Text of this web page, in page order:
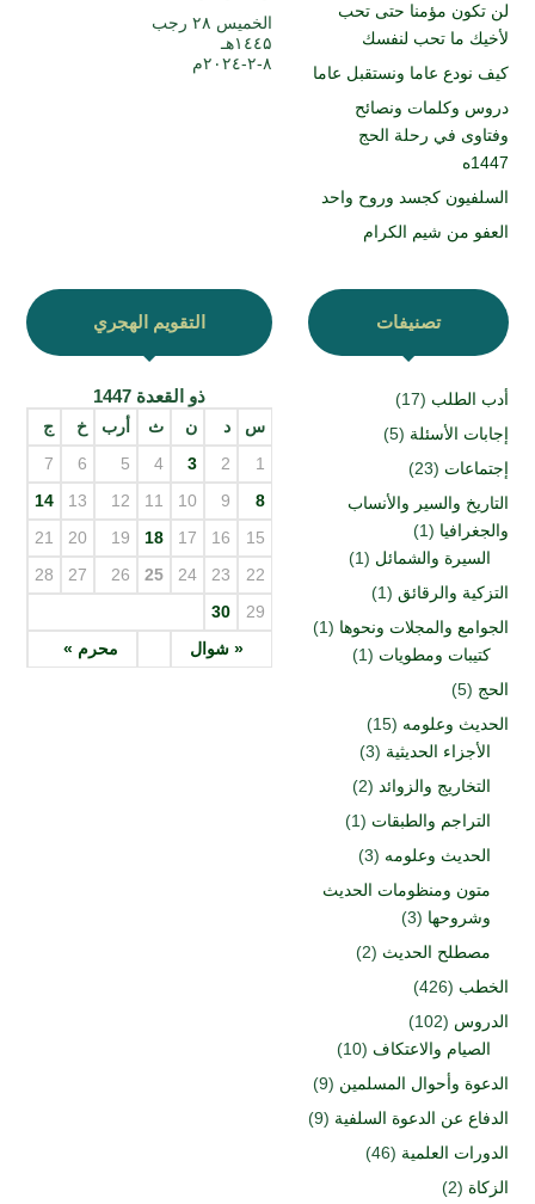
لن تكون مؤمنا حتى تحب
لأخيك ما تحب لنفسك
كيف نودع عاما ونستقبل عاما
دروس وكلمات ونصائح
وفتاوى في رحلة الحج
1447ه
السلفيون كجسد وروح واحد
العفو من شيم الكرام
الخميس ۲۸ رجب
۱٤٤۵هـ
۸-۲-۲۰۲٤م
تصنيفات
أدب الطلب (17)
إجابات الأسئلة (5)
إجتماعات (23)
التاريخ والسير والأنساب
والجغرافيا (1)
السيرة والشمائل (1)
التزكية والرقائق (1)
الجوامع والمجلات ونحوها (1)
كتيبات ومطويات (1)
الحج (5)
الحديث وعلومه (15)
الأجزاء الحديثية (3)
التخاريج والزوائد (2)
التراجم والطبقات (1)
الحديث وعلومه (3)
متون ومنظومات الحديث
وشروحها (3)
مصطلح الحديث (2)
الخطب (426)
الدروس (102)
الصيام والاعتكاف (10)
الدعوة وأحوال المسلمين (9)
الدفاع عن الدعوة السلفية (9)
الدورات العلمية (46)
الزكاة (2)
التقويم الهجري
ذو القعدة 1447
س د ن ث أرب خ ج
« شوال محرم »
1
2
3
4
5
6
7
8
9
10
11
12
13
14
15
16
17
18
19
20
21
22
23
24
25
26
27
28
29
30